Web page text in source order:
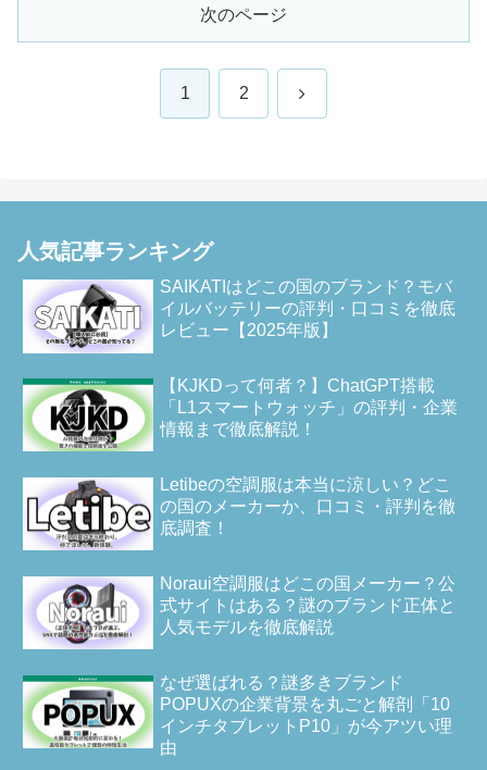
次のページ
1 2 次
人気記事ランキング
SAIKATIはどこの国のブランド？モバ
イルバッテリーの評判・口コミを徹底
レビュー【2025年版】
【KJKDって何者？】ChatGPT搭載
「L1スマートウォッチ」の評判・企業
情報まで徹底解説！
Letibeの空調服は本当に涼しい？どこ
の国のメーカーか、口コミ・評判を徹
底調査！
Noraui空調服はどこの国メーカー？公
式サイトはある？謎のブランド正体と
人気モデルを徹底解説
なぜ選ばれる？謎多きブランド
POPUXの企業背景を丸ごと解剖「10
インチタブレットP10」が今アツい理
由